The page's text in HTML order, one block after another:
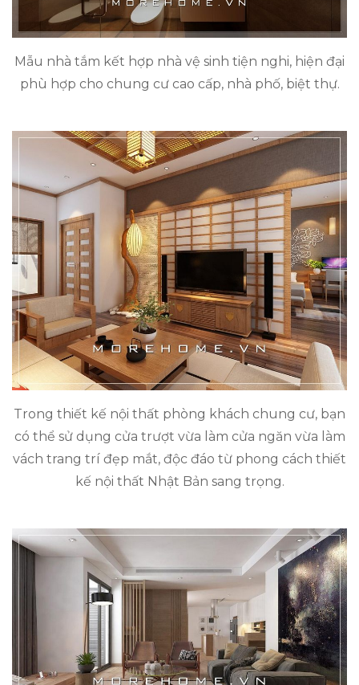
Mẫu nhà tắm kết hợp nhà vệ sinh tiện nghi, hiện đại
phù hợp cho chung cư cao cấp, nhà phố, biệt thự.
Trong thiết kế nội thất phòng khách chung cư, bạn
có thể sử dụng cửa trượt vừa làm cửa ngăn vừa làm
vách trang trí đẹp mắt, độc đáo từ phong cách thiết
kế nội thất Nhật Bản sang trọng.